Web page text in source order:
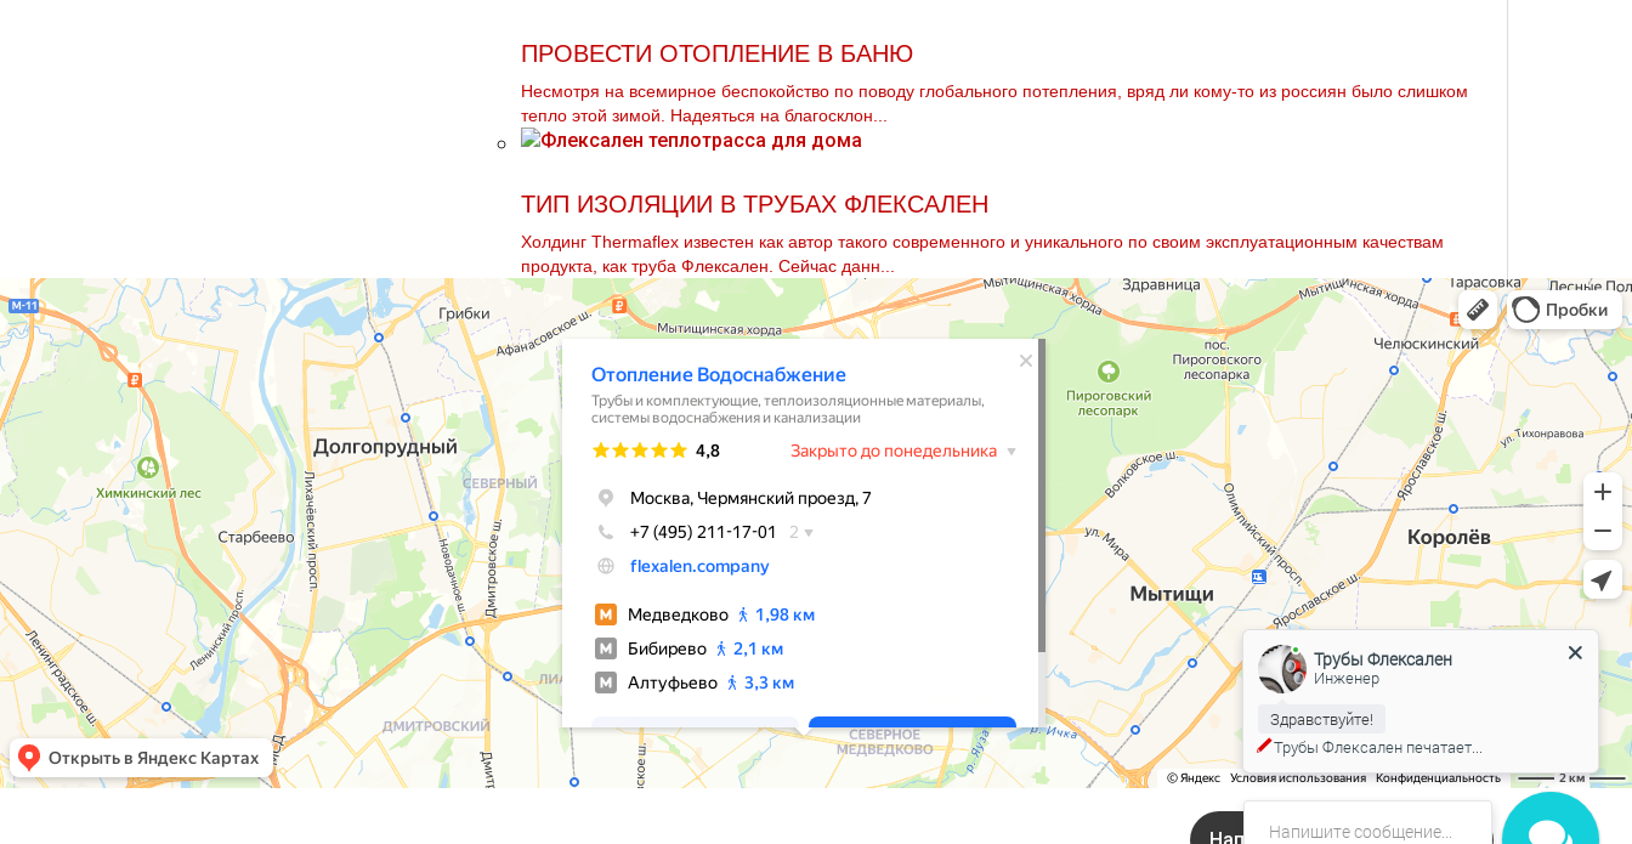
ПРОВЕСТИ ОТОПЛЕНИЕ В БАНЮ
Несмотря на всемирное беспокойство по поводу глобального потепления, вряд ли кому-то из россиян было слишком
тепло этой зимой. Надеяться на благосклон...
ТИП ИЗОЛЯЦИИ В ТРУБАХ ФЛЕКСАЛЕН
Холдинг Thermaflex известен как автор такого современного и уникального по своим эксплуатационным качествам
продукта, как труба Флексален. Сейчас данн...
Трубы Флексален
Инженер
Здравствуйте!
Трубы Флексален печатает...